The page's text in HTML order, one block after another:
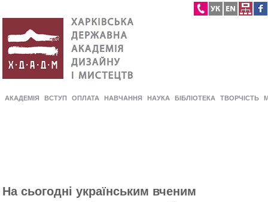
АКАДЕМІЯ ВСТУП ОПЛАТА НАВЧАННЯ НАУКА БІБЛІОТЕКА ТВОРЧІСТЬ
На сьогодні українським вченим